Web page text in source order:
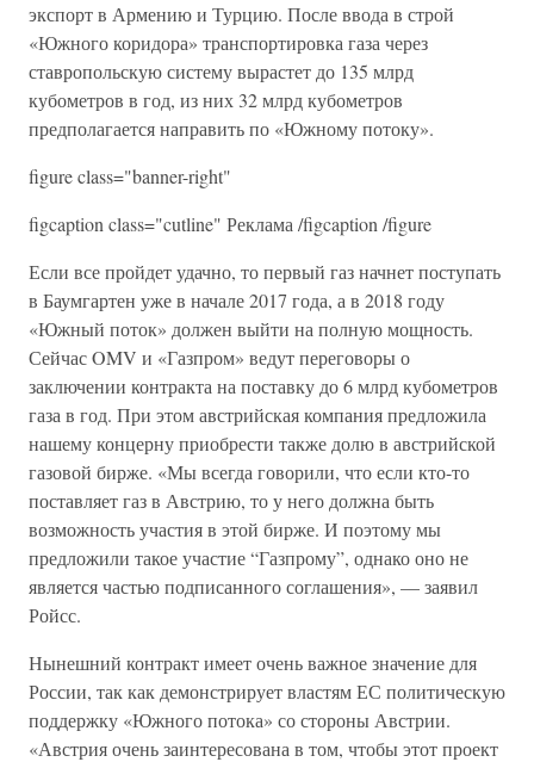
экспорт в Армению и Турцию. После ввода в строй
«Южного коридора» транспортировка газа через
ставропольскую систему вырастет до 135 млрд
кубометров в год, из них 32 млрд кубометров
предполагается направить по «Южному потоку».
figure class="banner-right"
figcaption class="cutline" Реклама /figcaption /figure
Если все пройдет удачно, то первый газ начнет поступать
в Баумгартен уже в начале 2017 года, а в 2018 году
«Южный поток» должен выйти на полную мощность.
Сейчас OMV и «Газпром» ведут переговоры о
заключении контракта на поставку до 6 млрд кубометров
газа в год. При этом австрийская компания предложила
нашему концерну приобрести также долю в австрийской
газовой бирже. «Мы всегда говорили, что если кто-то
поставляет газ в Австрию, то у него должна быть
возможность участия в этой бирже. И поэтому мы
предложили такое участие “Газпрому”, однако оно не
является частью подписанного соглашения», — заявил
Ройсс.
Нынешний контракт имеет очень важное значение для
России, так как демонстрирует властям ЕС политическую
поддержку «Южного потока» со стороны Австрии.
«Австрия очень заинтересована в том, чтобы этот проект